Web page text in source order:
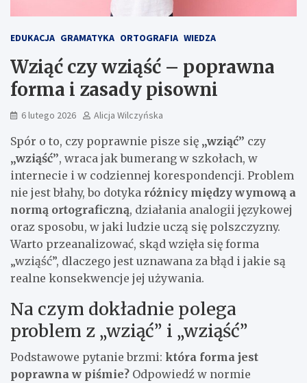
EDUKACJA GRAMATYKA ORTOGRAFIA WIEDZA
Wziąć czy wziąść – poprawna
forma i zasady pisowni
6 lutego 2026 Alicja Wilczyńska
Spór o to, czy poprawnie pisze się „wziąć” czy
„wziąść”, wraca jak bumerang w szkołach, w
internecie i w codziennej korespondencji. Problem
nie jest błahy, bo dotyka różnicy między wymową a
normą ortograficzną, działania analogii językowej
oraz sposobu, w jaki ludzie uczą się polszczyzny.
Warto przeanalizować, skąd wzięła się forma
„wziąść”, dlaczego jest uznawana za błąd i jakie są
realne konsekwencje jej używania.
Na czym dokładnie polega
problem z „wziąć” i „wziąść”
Podstawowe pytanie brzmi: która forma jest
poprawna w piśmie? Odpowiedź w normie